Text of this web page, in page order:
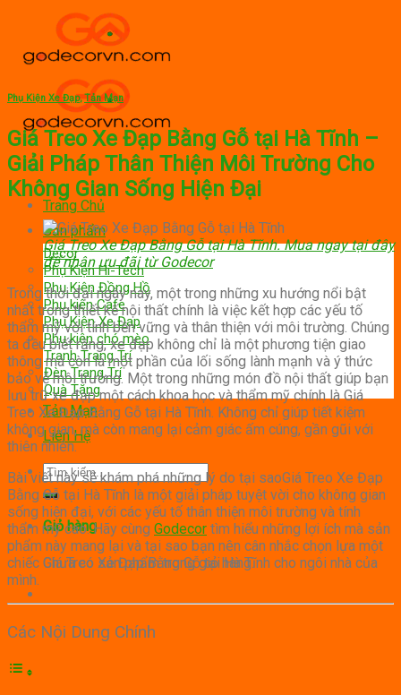
content
Trang Chủ
Sản phẩm
Decor
Phụ Kiện Hi-Tech
Phụ Kiện Đồng Hồ
Phụ kiện Cafe
Phụ Kiện Xe Đạp
Phụ kiện chó mèo
Tranh Trang Trí
Đèn Trang Trí
Quà Tặng
Tản Mạn
Liên Hệ
Tìm
kiếm:
Giỏ hàng
Chưa có sản phẩm trong giỏ hàng.
Phụ Kiện Xe Đạp,Tản Mạn
Giá Treo Xe Đạp Bằng Gỗ tại Hà Tĩnh –
Giải Pháp Thân Thiện Môi Trường Cho
Không Gian Sống Hiện Đại
Giá Treo Xe Đạp Bằng Gỗ tại Hà Tĩnh. Mua ngay tại đây
để nhận ưu đãi từ Godecor
Trong thời đại ngày nay, một trong những xu hướng nổi bật
nhất trong thiết kế nội thất chính là việc kết hợp các yếu tố
thẩm mỹ với tính bền vững và thân thiện với môi trường. Chúng
ta đều biết rằng, xe đạp không chỉ là một phương tiện giao
thông mà còn là một phần của lối sống lành mạnh và ý thức
bảo vệ môi trường. Một trong những món đồ nội thất giúp bạn
lưu trữ xe đạp một cách khoa học và thẩm mỹ chính là Giá
Treo Xe Đạp Bằng Gỗ tại Hà Tĩnh. Không chỉ giúp tiết kiệm
không gian, mà còn mang lại cảm giác ấm cúng, gần gũi với
thiên nhiên.
Bài viết này sẽ khám phá những lý do tại saoGiá Treo Xe Đạp
Bằng Gỗ tại Hà Tĩnh là một giải pháp tuyệt vời cho không gian
sống hiện đại, với các yếu tố thân thiện môi trường và tính
thẩm mỹ cao. Hãy cùng Godecor tìm hiểu những lợi ích mà sản
phẩm này mang lại và tại sao bạn nên cân nhắc chọn lựa một
chiếc Giá Treo Xe Đạp Bằng Gỗ tại Hà Tĩnh cho ngôi nhà của
mình.
Các Nội Dung Chính